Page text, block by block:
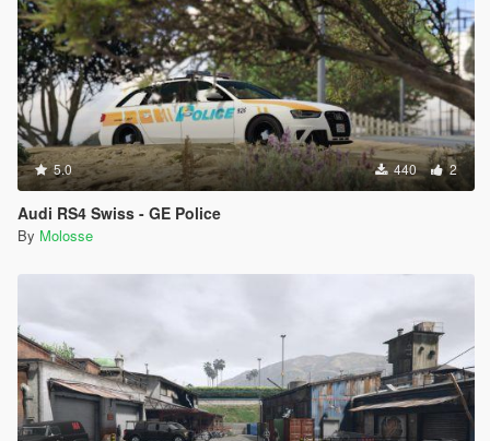
5.0 440 2
Audi RS4 Swiss - GE Police
By Molosse